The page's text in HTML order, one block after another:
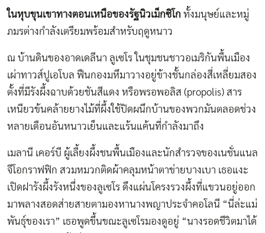
ในหุบขุนเขาทางตอนเหนือของรัฐนิวเม็กซิโก ทั้งมนุษย์และหมู่
ภมรต่างกำลังเตรียมพร้อมสำหรับฤดูหนาว
ณ บ้านดินของอาดเดลีนา ลูเซโร ในชุมชนชาวอเมริกันพื้นเมือง
เผ่าทาวส์ปูเอโบล ฟืนกองมหึมาวางอยู่ข้างชั้นกล่องสี่เหลี่ยมสอง
ตั้งที่มีรังผึ้งฉาบด้วยชันสีแดง หรือพรอพอลิส (propolis) สาร
เหนียวข้นคล้ายยางไม้ที่ผึ้งใช้ปิดผนึกบ้านของพวกมันตลอดช่วง
หลายเดือนอันหนาวเย็นและแร้นแค้นที่กำลังมาถึง
เมลานี เคอร์บี ผู้เลี้ยงผึ้งชนพื้นเมืองและนักสำรวจของเนชั่นแนล
จีโอกราฟฟิก สวมหมวกติดผ้าคลุมหน้าตาข่ายบางเบา เธอแงะ
เปิดฝารังผึ้งรังหนึ่งของลูเซโร ดึงแผ่นโครงรวงผึ้งที่แขวนอยู่ออก
มาพลางสอดส่ายสายตามองหานางพญาประจำคอโลนี “นี่ล่ะแม่
พันธุ์ของเรา” เธอพูดขึ้นขณะลูเซโรมองดูอยู่ “นางรอดชีวิตมาได้